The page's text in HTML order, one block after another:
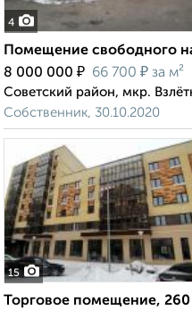
4
Помещение свободного
8 000 000 ₽ 66 700 ₽ за м²
Советский район, мкр.
Собственник, 30.10.2020
15
Торговое помещение, 260